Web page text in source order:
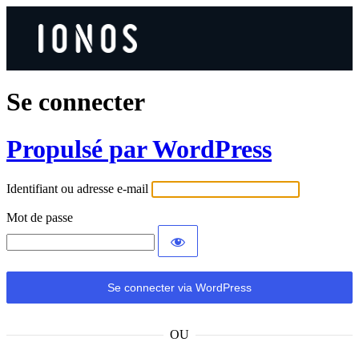
Se connecter
Propulsé par WordPress
Identifiant ou adresse e-mail
Mot de passe
OU